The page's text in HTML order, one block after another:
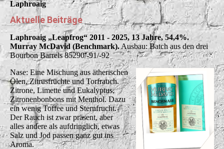
Laphroaig
Aktuelle Beiträge
Laphroaig „Leapfrog“ 2011 - 2025, 13 Jahre, 54,4%.
Murray McDavid (Benchmark).Ausbau: Batch aus den drei
Bourbon Barrels 85290/-91/-92
Nase: Eine Mischung aus ätherischen
Ölen, Zitrusfrüchte und Torfrauch.
Zitrone, Limette und Eukalyptus,
Zitronenbonbons mit Menthol. Dazu
ein wenig Toffee und Sternfrucht.
Der Rauch ist zwar präsent, aber
alles andere als aufdringlich, etwas
Salz und Jod passen ganz gut ins
Aroma.